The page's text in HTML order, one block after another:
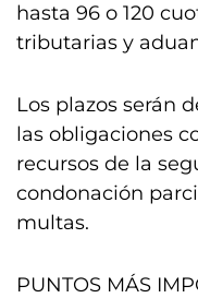
hasta 96 o 120
tributarias y
Los plazos serán
las obligaciones
recursos de la
condonación
multas.
PUNTOS MÁS